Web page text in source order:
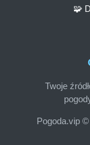
Twoje
Pogoda.vip
🧩